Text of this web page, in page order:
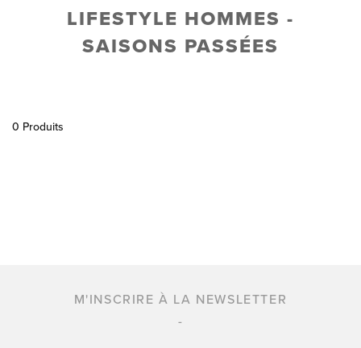
LIFESTYLE HOMMES -
SAISONS PASSÉES
0 Produits
M'INSCRIRE À LA NEWSLETTER